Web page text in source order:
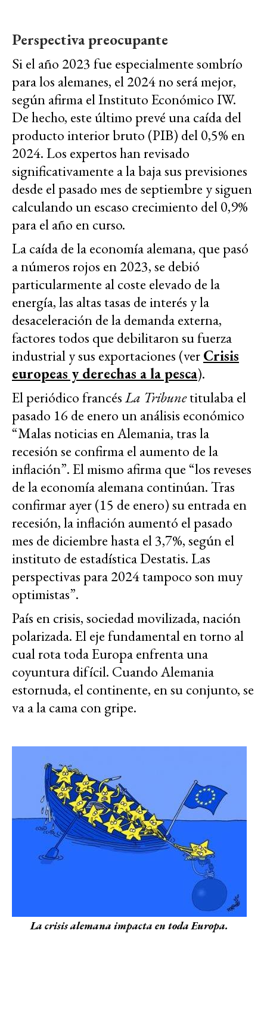
Perspectiva preocupante
Si el año 2023 fue especialmente sombrío
para los alemanes, el 2024 no será mejor,
según afirma el Instituto Económico IW.
De hecho, este último prevé una caída del
producto interior bruto (PIB) del 0,5% en
2024. Los expertos han revisado
significativamente a la baja sus previsiones
desde el pasado mes de septiembre y siguen
calculando un escaso crecimiento del 0,9%
para el año en curso.
La caída de la economía alemana, que pasó
a números rojos en 2023, se debió
particularmente al coste elevado de la
energía, las altas tasas de interés y la
desaceleración de la demanda externa,
factores todos que debilitaron su fuerza
industrial y sus exportaciones (verCrisis
europeas y derechas a la pesca).
El periódico francésLa Tribunetitulaba el
pasado 16 de enero un análisis económico
“Malas noticias en Alemania, tras la
recesión se confirma el aumento de la
inflación”. El mismo afirma que “los reveses
de la economía alemana continúan. Tras
confirmar ayer (15 de enero) su entrada en
recesión, la inflación aumentó el pasado
mes de diciembre hasta el 3,7%, según el
instituto de estadística Destatis. Las
perspectivas para 2024 tampoco son muy
optimistas”.
País en crisis, sociedad movilizada, nación
polarizada. El eje fundamental en torno al
cual rota toda Europa enfrenta una
coyuntura difícil. Cuando Alemania
estornuda, el continente, en su conjunto, se
va a la cama con gripe.
La crisis alemana impacta en toda Europa.